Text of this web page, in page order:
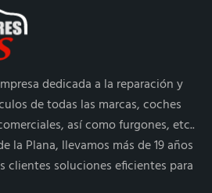
dedicada a la reparación y
de todas las marcas, coches
así como furgones, etc..
la Plana, llevamos más de 19 años
clientes soluciones eficientes para